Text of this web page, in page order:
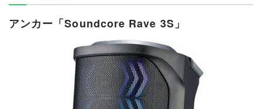
アンカー「Soundcore Rave 3S」